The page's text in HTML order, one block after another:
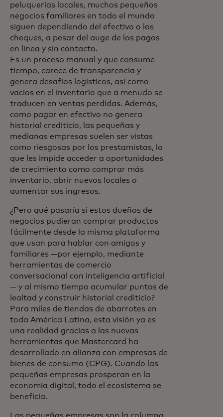
peluquerías locales, muchos pequeños
negocios familiares en todo el mundo
siguen dependiendo del efectivo o los
cheques, a pesar del auge de los pagos
en línea y sin contacto.
Es un proceso manual y que consume
tiempo, carece de transparencia y
genera desafíos logísticos, así como
vacíos en el inventario que a menudo se
traducen en ventas perdidas. Además,
como pagar en efectivo no genera
historial crediticio, las pequeñas y
medianas empresas suelen ser vistas
como riesgosas por los prestamistas, lo
que les impide acceder a oportunidades
de crecimiento como comprar más
inventario, abrir nuevos locales o
aumentar sus ingresos.
¿Pero qué pasaría si estos dueños de
negocios pudieran comprar productos
fácilmente desde la misma plataforma
que usan para hablar con amigos y
familiares —por ejemplo, mediante
herramientas de comercio
conversacional con inteligencia artificial
— y al mismo tiempo acumular puntos de
lealtad y construir historial crediticio?
Para miles de tiendas de abarrotes en
toda América Latina, esta visión ya es
una realidad gracias a las nuevas
herramientas que Mastercard ha
desarrollado en alianza con empresas de
bienes de consumo (CPG). Cuando las
pequeñas empresas prosperan en la
economía digital, todo el ecosistema se
beneficia.
Las pequeñas empresas son la columna